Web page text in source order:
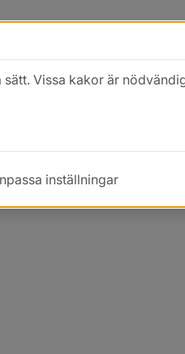
Vissa kakor är
inställningar